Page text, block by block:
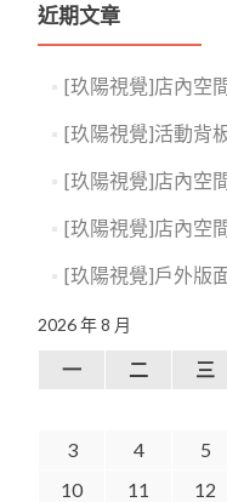
近期文章
[玖陽視覺]店內空
[玖陽視覺]活動背
[玖陽視覺]店內空
[玖陽視覺]店內空
[玖陽視覺]戶外版
2026 年 8 月
一 二 三
3
4 5
10
11 12